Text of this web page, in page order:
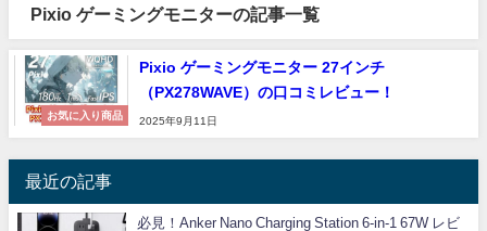
Pixio ゲーミングモニターの記事一覧
お気に入り商品
Pixio ゲーミングモニター 27インチ
（PX278WAVE）の口コミレビュー！
2025年9月11日
最近の記事
必見！Anker Nano Charging Station 6-in-1 67W レビ